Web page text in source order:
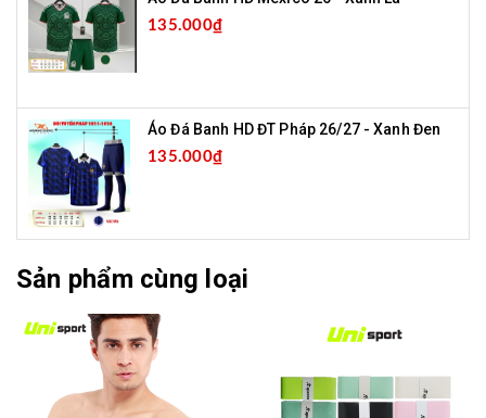
135.000₫
Áo Đá Banh HD ĐT Pháp 26/27 - Xanh Đen
135.000₫
Sản phẩm cùng loại